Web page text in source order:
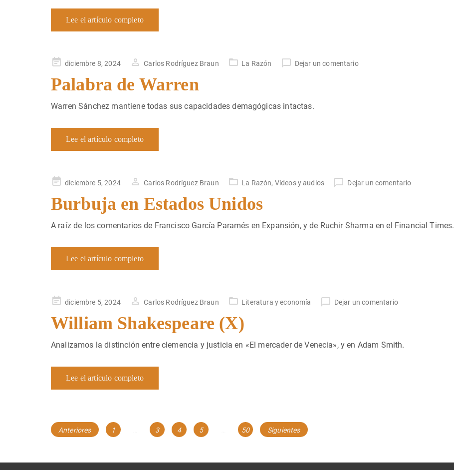
Lee el artículo completo
Publicado
diciembre 8, 2024 Carlos Rodríguez Braun La Razón Dejar un comentario
Palabra de Warren
Warren Sánchez mantiene todas sus capacidades demagógicas intactas.
Lee el artículo completo
Publicado
diciembre 5, 2024 Carlos Rodríguez Braun La Razón, Vídeos y audios Dejar un comentario
Burbuja en Estados Unidos
A raíz de los comentarios de Francisco García Paramés en Expansión, y de Ruchir Sharma en el Financial Times.
Lee el artículo completo
Publicado
diciembre 5, 2024 Carlos Rodríguez Braun Literatura y economía Dejar un comentario
William Shakespeare (X)
Analizamos la distinción entre clemencia y justicia en «El mercader de Venecia», y en Adam Smith.
Lee el artículo completo
Navegación
Anteriores Página
1 Página
3 Página
4 Página
5 Página
50 Siguientes